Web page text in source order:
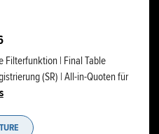
Filterfunktion | Final Table
(SR) | All-in-Quoten für